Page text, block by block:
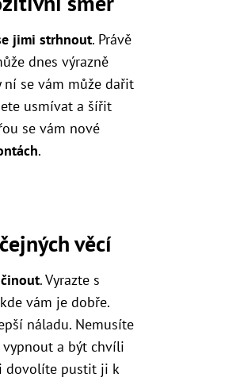
jimi strhnout. Právě
dnes výrazně
ní se vám může dařit
usmívat a šířit
se vám nové
.
věcí
. Vyrazte s
vám je dobře.
náladu. Nemusíte
a být chvíli
dovolíte pustit ji k